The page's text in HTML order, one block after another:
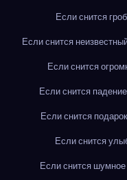
Если снится гроб
Если снится
Если снится
Если снится падение
Если снится подарок
Если снится
Если снится